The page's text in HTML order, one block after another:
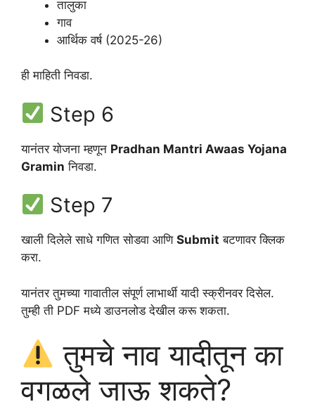
तालुका
गाव
आर्थिक वर्ष (2025-26)
ही माहिती निवडा.
Step 6
यानंतर योजना म्हणून Pradhan Mantri Awaas Yojana
Gramin निवडा.
Step 7
खाली दिलेले साधे गणित सोडवा आणि Submit बटणावर क्लिक
करा.
यानंतर तुमच्या गावातील संपूर्ण लाभार्थी यादी स्क्रीनवर दिसेल.
तुम्ही ती PDF मध्ये डाउनलोड देखील करू शकता.
तुमचे नाव यादीतून का
वगळले जाऊ शकते?